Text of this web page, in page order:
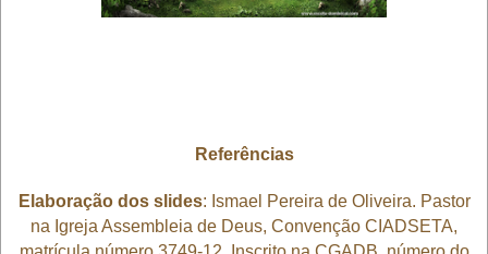
Referências
Elaboração dos slides: Ismael Pereira de Oliveira. Pastor
na Igreja Assembleia de Deus, Convenção CIADSETA,